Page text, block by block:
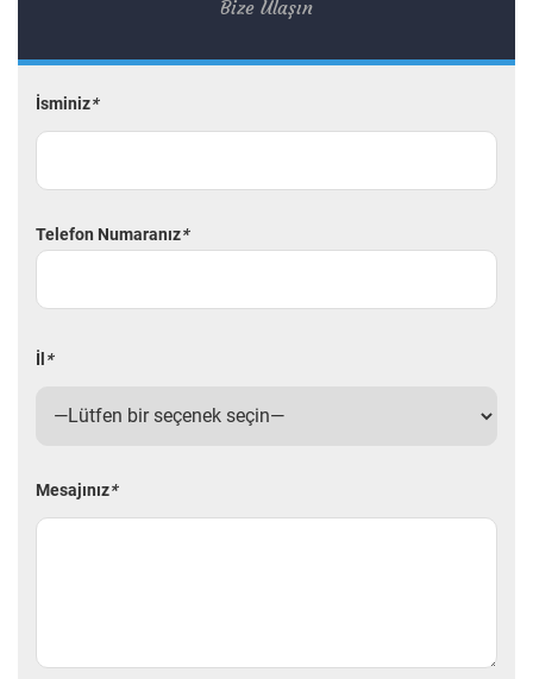
Bize Ulaşın
İsminiz*
Telefon Numaranız*
İl *
Mesajınız*